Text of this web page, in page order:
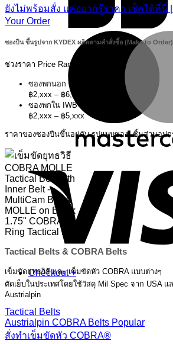
Checkout +
ยังไม่พร้อมสั่ง แค่อยากรู้ราคา เช็คได้ที่นี่ |
Your Order
ซองปืน ขึ้นรูปจาก KYDEX ผลิตตามคำสั่งซื้อ (Make to Order)
ช่วงราคา Price Ranges
ซองพกนอก OWB Holsters
฿2,xxx – ฿6,xxx
ซองพกใน IWB Holsters
฿2,xxx – ฿5,xxx
ราคาของซองปืนขึ้นอยู่กับ รูปแบบซอง, ชิ้นส่วนอุป
Tactical Belts & COBRA Belts
เข็มขัดยุทธวิธี และ เข็มขัดหัว COBRA แบบต่างๆ
ตัดเย็บในประเทศโดยใช้วัสดุ Mil Spec จาก USA แ
Austrialpin
Tactical Belts
Austrialpin COBRA Belts
สั่งทำเข็มขัดหัว COBRA®